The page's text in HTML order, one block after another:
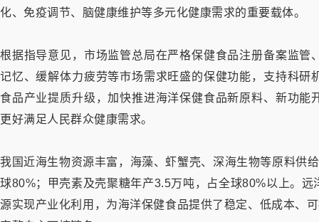
化、免疫调节、脑健康维护等多元化健康需求的重要载体。
根据指导意见，市场监管总局在严格保健食品注册备案监
记忆、缓解体力疲劳等市场需求旺盛的保健功能，支持科
食品产业提质升级，加快推进海洋保健食品新原料、新功
更好满足人民群众健康需求。
我国近海生物资源丰富，海藻、虾蟹壳、深海生物等原料供
球80%；甲壳素及壳聚糖年产3.5万吨，占全球80%以上。
源实现产业化利用，为海洋保健食品提供了稳定、低成本、